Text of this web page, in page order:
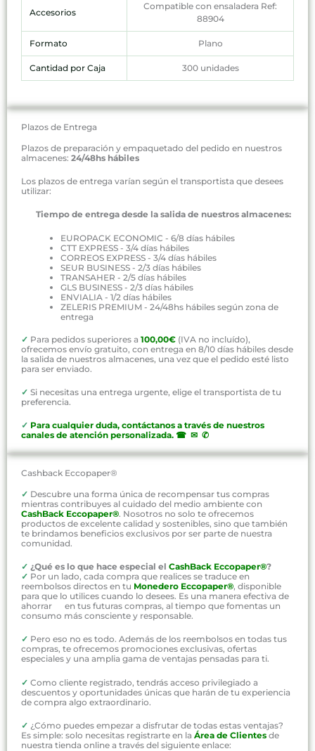
Accesorios
Compatible con ensaladera Ref:
88904
Formato Plano
Cantidad por Caja 300 unidades
Plazos de Entrega
Plazos de preparación y empaquetado del pedido en nuestros
almacenes: 24/48hs hábiles
Los plazos de entrega varían según el transportista que desees
utilizar:
Tiempo de entrega desde la salida de nuestros almacenes:
EUROPACK ECONOMIC - 6/8 días hábiles
CTT EXPRESS - 3/4 días hábiles
CORREOS EXPRESS - 3/4 días hábiles
SEUR BUSINESS - 2/3 días hábiles
TRANSAHER - 2/5 días hábiles
GLS BUSINESS - 2/3 días hábiles
ENVIALIA - 1/2 días hábiles
ZELERIS PREMIUM - 24/48hs hábiles según zona de
entrega
✓ Para pedidos superiores a 100,00€ (IVA no incluído),
ofrecemos envío gratuito, con entrega en 8/10 días hábiles desde
la salida de nuestros almacenes, una vez que el pedido esté listo
para ser enviado.
✓ Si necesitas una entrega urgente, elige el transportista de tu
preferencia.
✓ Para cualquier duda, contáctanos a través de nuestros
canales de atención personalizada. ☎ ✉ ✆
Cashback Eccopaper®
✓ Descubre una forma única de recompensar tus compras
mientras contribuyes al cuidado del medio ambiente con
CashBack Eccopaper®. Nosotros no solo te ofrecemos
productos de excelente calidad y sostenibles, sino que también
te brindamos beneficios exclusivos por ser parte de nuestra
comunidad.
✓ ¿Qué es lo que hace especial el CashBack Eccopaper®?
✓ Por un lado, cada compra que realices se traduce en
reembolsos directos en tu Monedero Eccopaper®, disponible
para que lo utilices cuando lo desees. Es una manera efectiva de
ahorrar en tus futuras compras, al tiempo que fomentas un
consumo más consciente y responsable.
✓ Pero eso no es todo. Además de los reembolsos en todas tus
compras, te ofrecemos promociones exclusivas, ofertas
especiales y una amplia gama de ventajas pensadas para ti.
✓ Como cliente registrado, tendrás acceso privilegiado a
descuentos y oportunidades únicas que harán de tu experiencia
de compra algo extraordinario.
✓ ¿Cómo puedes empezar a disfrutar de todas estas ventajas?
Es simple: solo necesitas registrarte en la Área de Clientes de
nuestra tienda online a través del siguiente enlace: